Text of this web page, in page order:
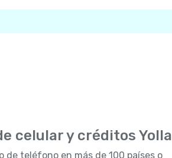
celular y créditos Yolla
de teléfono en más de 100 países o